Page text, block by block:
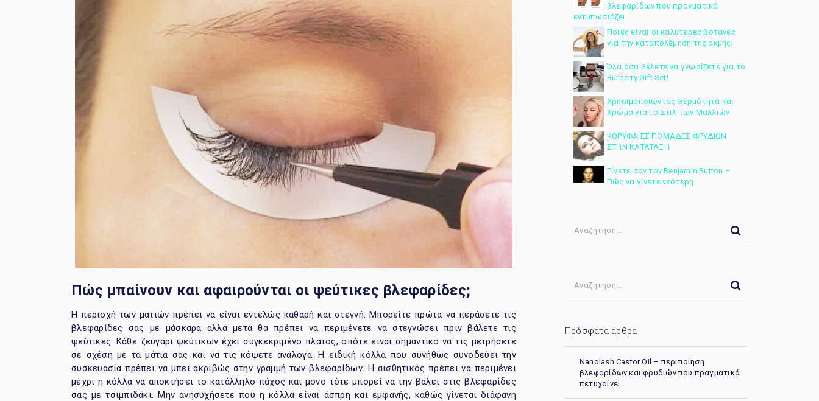
Πώς μπαίνουν και αφαιρούνται οι ψεύτικες βλεφαρίδες;
Η περιοχή των ματιών πρέπει να είναι εντελώς καθαρή και στεγνή. Μπορείτε πρώτα να περάσετε τις
βλεφαρίδες σας με μάσκαρα αλλά μετά θα πρέπει να περιμένετε να στεγνώσει πριν βάλετε τις
ψεύτικες. Κάθε ζευγάρι ψεύτικων έχει συγκεκριμένο πλάτος, οπότε είναι σημαντικό να τις μετρήσετε
σε σχέση με τα μάτια σας και να τις κόψετε ανάλογα. Η ειδική κόλλα που συνήθως συνοδεύει την
συσκευασία πρέπει να μπει ακριβώς στην γραμμή των βλεφαρίδων. Η αισθητικός πρέπει να περιμένει
μέχρι η κόλλα να αποκτήσει το κατάλληλο πάχος και μόνο τότε μπορεί να την βάλει στις βλεφαρίδες
σας με τσιμπιδάκι. Μην ανησυχήσετε που η κόλλα είναι άσπρη και εμφανής, καθώς γίνεται διάφανη
βλεφαρίδων που πραγματικά
εντυπωσιάζει
Ποιες είναι οι καλύτερες βότανες
για την καταπολέμηση της άκμης;
Όλα όσα θέλετε να γνωρίζετε για το
Burberry Gift Set!
Χρησιμοποιώντας Θερμότητα και
Χρώμα για το Στιλ των Μαλλιών
ΚΟΡΥΦΑΙΕΣ ΠΟΜΑΔΕΣ ΦΡΥΔΙΩΝ
ΣΤΗΝ ΚΑΤΑΤΑΞΗ
Γίνετε σαν τον Benjamin Button –
Πώς να γίνετε νεότερη
Πρόσφατα άρθρα
Nanolash Castor Oil – περιποίηση
βλεφαρίδων και φρυδιών που πραγματικά
πετυχαίνει